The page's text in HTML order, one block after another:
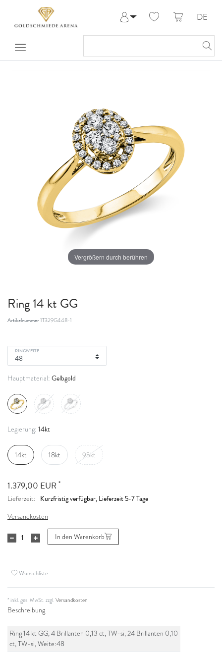
Meine Bestellungen
DE
Vergrößern durch berühren
Ring 14 kt GG
Artikelnummer1T329G448-1
RINGWEITE
Hauptmaterial: Gelbgold
Legierung: 14kt
14kt 18kt 95kt
1.379,00 EUR *
Lieferzeit: Kurzfristig verfügbar, Lieferzeit 5-7 Tage
Versandkosten
In den Warenkorb
Wunschliste
* inkl. ges. MwSt. zzgl.Versandkosten
Beschreibung
Ring 14 kt GG, 4 Brillanten 0,13 ct, TW-si, 24 Brillanten 0,10
ct, TW-si, Weite:48